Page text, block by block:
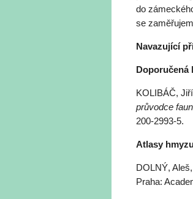
do
se
Navazující
Doporučená
KOLIBÁČ,
průvodce
200-2993-5.
Atlasy
DOLNÝ,
Praha: